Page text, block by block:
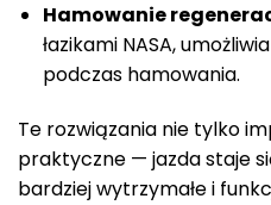
Hamowanie
łazikami NASA,
podczas hamowania.
Te rozwiązania nie tylko
praktyczne — jazda staje
bardziej wytrzymałe i